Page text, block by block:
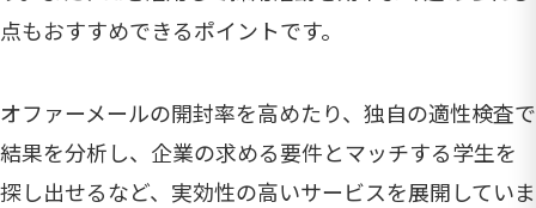
点もおすすめできるポイントです。
オファーメールの開封率を高めたり、独自の適性検査で
結果を分析し、企業の求める要件とマッチする学生を
探し出せるなど、実効性の高いサービスを展開していま